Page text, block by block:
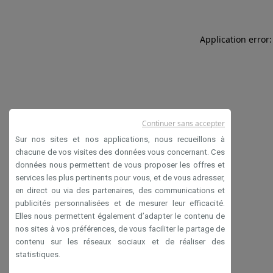
Application
Sur nos sites et nos applications, nous recueillons à
chacune de vos visites des données vous concernant. Ces
données nous permettent de vous proposer les offres et
services les plus pertinents pour vous, et de vous adresser,
en direct ou via des partenaires, des communications et
publicités personnalisées et de mesurer leur efficacité.
Elles nous permettent également d’adapter le contenu de
nos sites à vos préférences, de vous faciliter le partage de
contenu sur les réseaux sociaux et de réaliser des
statistiques.
Continuer sans accepter